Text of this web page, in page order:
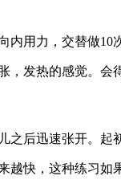
用力，交替做10
发热的感觉。会
后迅速张开。起
快，这种练习如